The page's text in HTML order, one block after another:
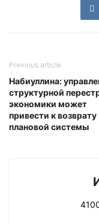
Previous article
Набиуллина:
структурной
экономики может
привести к возврату
плановой системы